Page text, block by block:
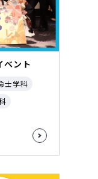
ベント
士学科